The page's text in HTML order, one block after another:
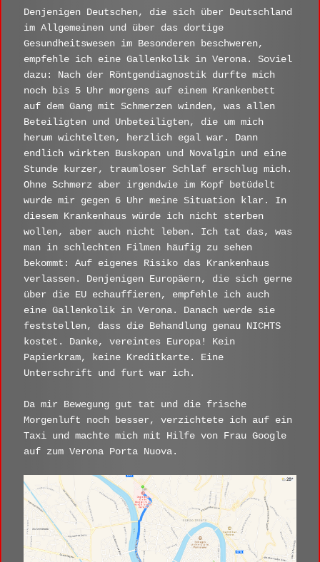
Denjenigen Deutschen, die sich über Deutschland
im Allgemeinen und über das dortige
Gesundheitswesen im Besonderen beschweren,
empfehle ich eine Gallenkolik in Verona. Soviel
dazu: Nach der Röntgendiagnostik durfte mich
noch bis 5 Uhr morgens auf einem Krankenbett
auf dem Gang mit Schmerzen winden, was allen
Beteiligten und Unbeteiligten, die um mich
herum wichtelten, herzlich egal war. Dann
endlich wirkten Buskopan und Novalgin und eine
Stunde kurzer, traumloser Schlaf erschlug mich.
Ohne Schmerz aber irgendwie im Kopf betüdelt
wurde mir gegen 6 Uhr meine Situation klar. In
diesem Krankenhaus würde ich nicht sterben
wollen, aber auch nicht leben. Ich tat das, was
man in schlechten Filmen häufig zu sehen
bekommt: Auf eigenes Risiko das Krankenhaus
verlassen. Denjenigen Europäern, die sich gerne
über die EU echauffieren, empfehle ich auch
eine Gallenkolik in Verona. Danach werde sie
feststellen, dass die Behandlung genau NICHTS
kostet. Danke, vereintes Europa! Kein
Papierkram, keine Kreditkarte. Eine
Unterschrift und furt war ich.
Da mir Bewegung gut tat und die frische
Morgenluft noch besser, verzichtete ich auf ein
Taxi und machte mich mit Hilfe von Frau Google
auf zum Verona Porta Nuova.